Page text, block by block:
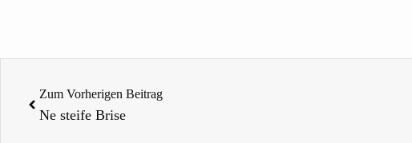
Zum Vorherigen Beitrag
Ne steife Brise